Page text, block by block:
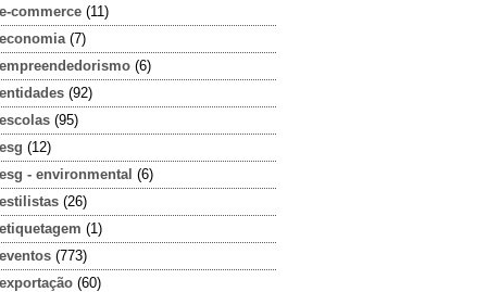
e-commerce (11)
economia (7)
empreendedorismo (6)
entidades (92)
escolas (95)
esg (12)
esg - environmental (6)
estilistas (26)
etiquetagem (1)
eventos (773)
exportação (60)